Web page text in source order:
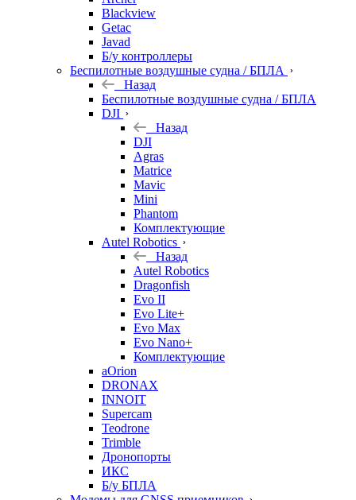
Blackview
Getac
Javad
Б/у контроллеры
Беспилотные воздушные судна / БПЛА
Назад
Беспилотные воздушные судна / БПЛА
DJI
Назад
DJI
Agras
Matrice
Mavic
Mini
Phantom
Комплектующие
Autel Robotics
Назад
Autel Robotics
Dragonfish
Evo II
Evo Lite+
Evo Max
Evo Nano+
Комплектующие
aOrion
DRONAX
INNOIT
Supercam
Teodrone
Trimble
Дронопорты
ИКС
Б/у БПЛА